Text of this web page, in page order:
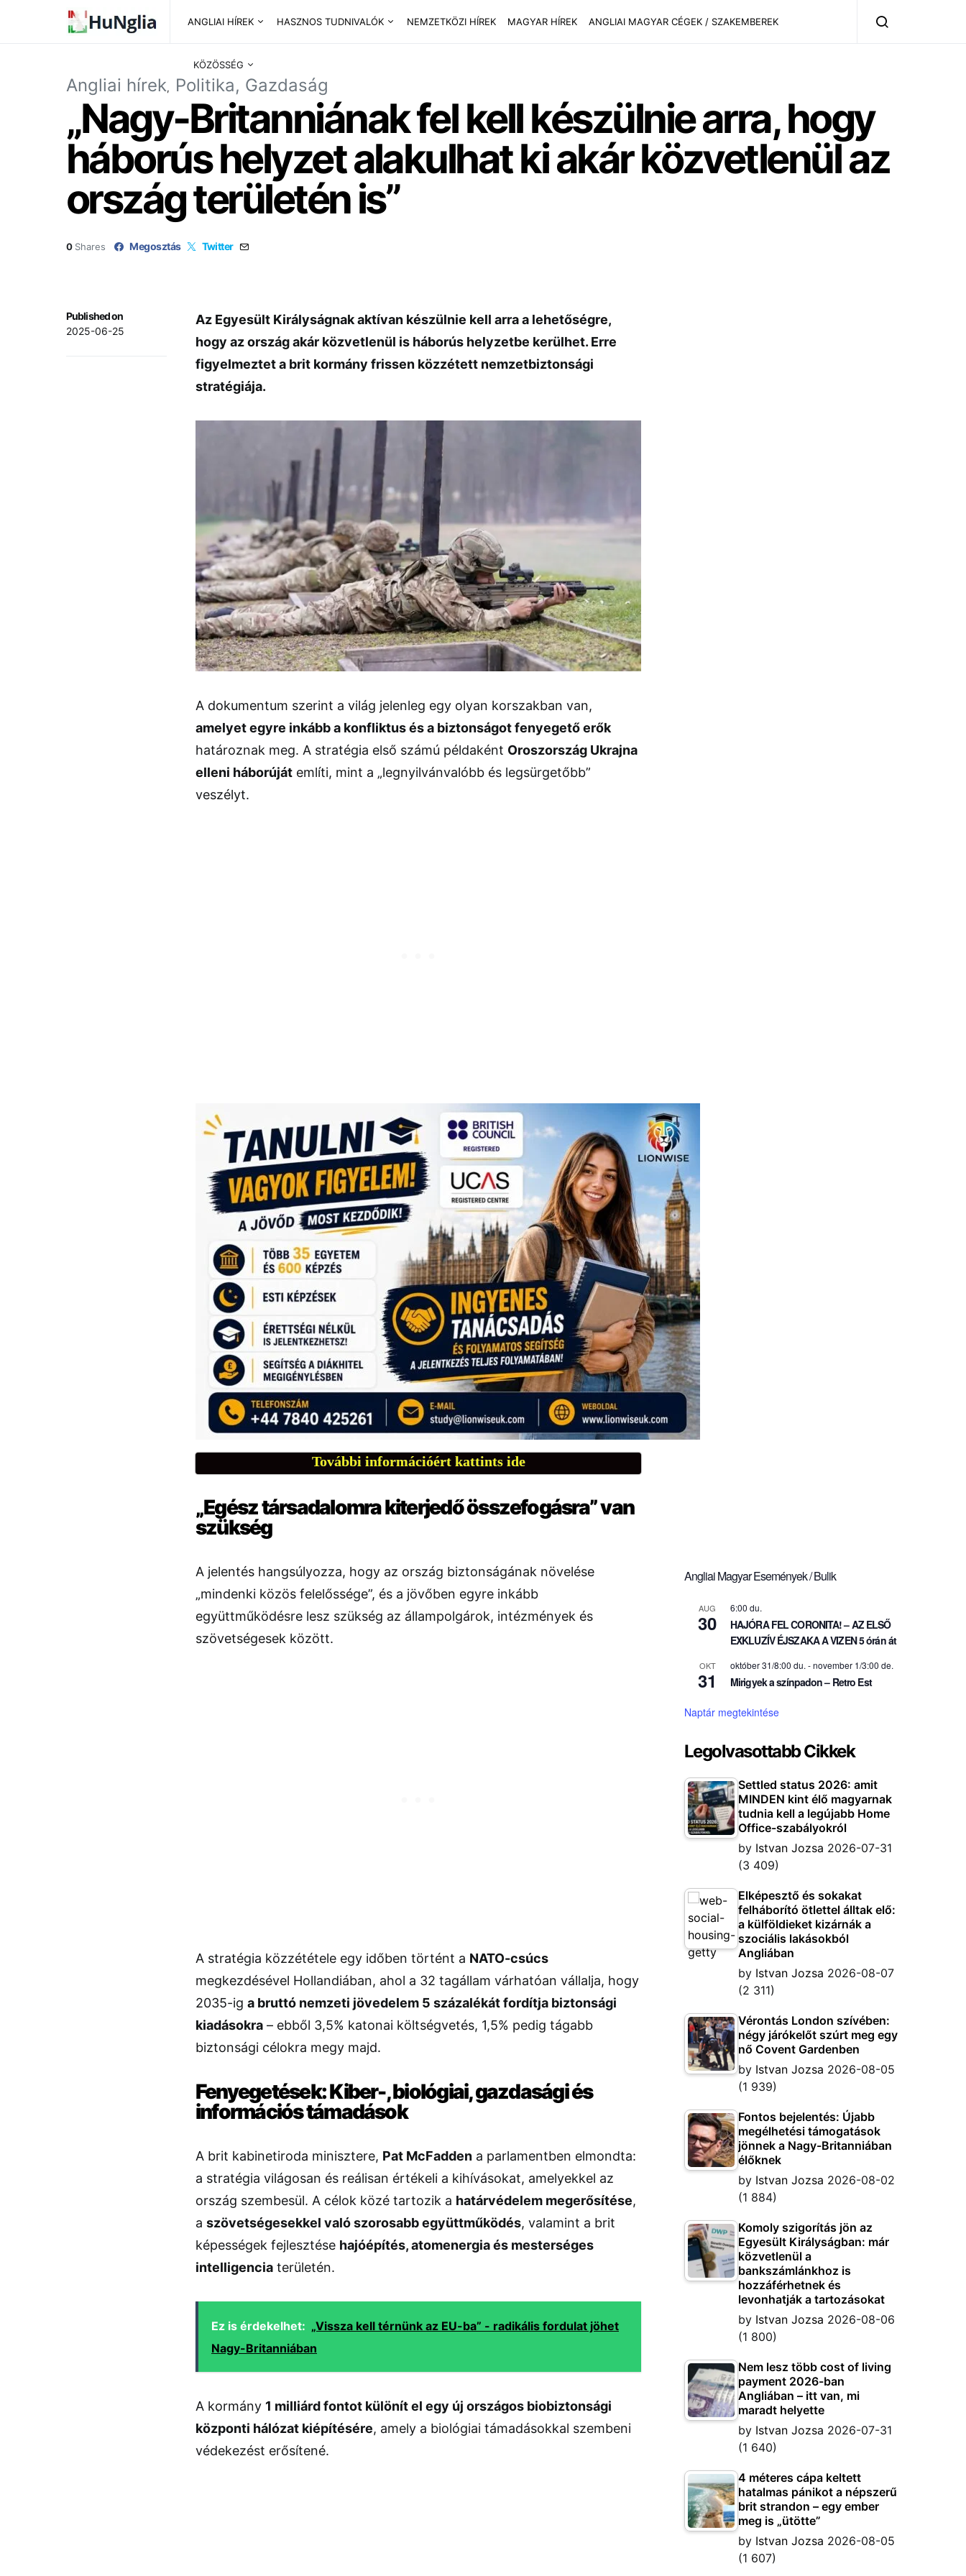
ANGLIAI HÍREK HASZNOS TUDNIVALÓK NEMZETKÖZI HÍREK MAGYAR HÍREK ANGLIAI MAGYAR CÉGEK / SZAKEMBEREK
KÖZÖSSÉG
Angliai hírek Politika, Gazdaság
„Nagy-Britanniának fel kell készülnie arra, hogy
háborús helyzet alakulhat ki akár közvetlenül az
ország területén is”
0 Shares Megosztás Twitter
Published on
2025-06-25
Az Egyesült Királyságnak aktívan készülnie kell arra a lehetőségre,
hogy az ország akár közvetlenül is háborús helyzetbe kerülhet. Erre
figyelmeztet a brit kormány frissen közzétett nemzetbiztonsági
stratégiája.
A dokumentum szerint a világ jelenleg egy olyan korszakban van,
amelyet egyre inkább a konfliktus és a biztonságot fenyegető erők
határoznak meg. A stratégia első számú példaként Oroszország Ukrajna
elleni háborúját említi, mint a „legnyilvánvalóbb és legsürgetőbb”
veszélyt.
További információért kattints ide
„Egész társadalomra kiterjedő összefogásra” van
szükség
A jelentés hangsúlyozza, hogy az ország biztonságának növelése
„mindenki közös felelőssége”, és a jövőben egyre inkább
együttműködésre lesz szükség az állampolgárok, intézmények és
szövetségesek között.
A stratégia közzététele egy időben történt a NATO-csúcs
megkezdésével Hollandiában, ahol a 32 tagállam várhatóan vállalja, hogy
2035-ig a bruttó nemzeti jövedelem 5 százalékát fordítja biztonsági
kiadásokra – ebből 3,5% katonai költségvetés, 1,5% pedig tágabb
biztonsági célokra megy majd.
Fenyegetések: Kiber-, biológiai, gazdasági és
információs támadások
A brit kabinetiroda minisztere, Pat McFadden a parlamentben elmondta:
a stratégia világosan és reálisan értékeli a kihívásokat, amelyekkel az
ország szembesül. A célok közé tartozik a határvédelem megerősítése,
a szövetségesekkel való szorosabb együttműködés, valamint a brit
képességek fejlesztése hajóépítés, atomenergia és mesterséges
intelligencia területén.
Ez is érdekelhet: „Vissza kell térnünk az EU-ba” - radikális fordulat jöhet
Nagy-Britanniában
A kormány 1 milliárd fontot különít el egy új országos biobiztonsági
központi hálózat kiépítésére, amely a biológiai támadásokkal szembeni
védekezést erősítené.
Angliai Magyar Események / Bulik
AUG
30
6:00 du.
HAJÓRA FEL CORONITA! – AZ ELSŐ
EXKLUZÍV ÉJSZAKA A VIZEN 5 órán át
OKT
31
október 31/8:00 du. -november 1/3:00 de.
Mirigyek a színpadon – Retro Est
Naptár megtekintése
Legolvasottabb Cikkek
Settled status 2026: amit
MINDEN kint élő magyarnak
tudnia kell a legújabb Home
Office-szabályokról
by Istvan Jozsa 2026-07-31
(3 409)
Elképesztő és sokakat
felháborító ötlettel álltak elő:
a külföldieket kizárnák a
szociális lakásokból
Angliában
by Istvan Jozsa 2026-08-07
(2 311)
Vérontás London szívében:
négy járókelőt szúrt meg egy
nő Covent Gardenben
by Istvan Jozsa 2026-08-05
(1 939)
Fontos bejelentés: Újabb
megélhetési támogatások
jönnek a Nagy-Britanniában
élőknek
by Istvan Jozsa 2026-08-02
(1 884)
Komoly szigorítás jön az
Egyesült Királyságban: már
közvetlenül a
bankszámlánkhoz is
hozzáférhetnek és
levonhatják a tartozásokat
by Istvan Jozsa 2026-08-06
(1 800)
Nem lesz több cost of living
payment 2026-ban
Angliában – itt van, mi
maradt helyette
by Istvan Jozsa 2026-07-31
(1 640)
4 méteres cápa keltett
hatalmas pánikot a népszerű
brit strandon – egy ember
meg is „ütötte”
by Istvan Jozsa 2026-08-05
(1 607)